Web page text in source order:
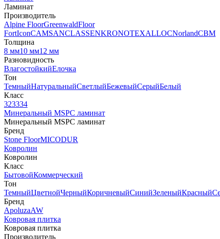
Ламинат
Производитель
Alpine FloorGreenwaldFloor
FortIconCAMSANCLASSENKRONOTEXALLOCNorlandCBM
Толщина
8 мм10 мм12 мм
Разновидность
ВлагостойкийЕлочка
Тон
ТемныйНатуральныйСветлыйБежевыйСерыйБелый
Класс
323334
Минеральный MSPC ламинат
Минеральный MSPC ламинат
Бренд
Stone FloorMICODUR
Ковролин
Ковролин
Класс
БытовойКоммерческий
Тон
ТемныйЦветнойЧерныйКоричневыйСинийЗеленыйКрасный
Бренд
ApoluzaAW
Ковровая плитка
Ковровая плитка
Производитель